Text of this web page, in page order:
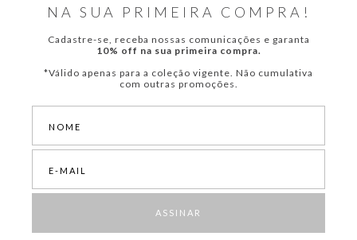
NA SUA PRIMEIRA COMPRA!
Cadastre-se, receba nossas comunicações e garanta
10% off na sua primeira compra.
*Válido apenas para a coleção vigente. Não cumulativa
com outras promoções.
ASSINAR